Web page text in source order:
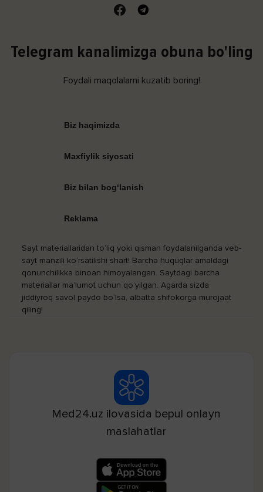
Telegram kanalimizga obuna bo'ling
Foydali maqolalarni kuzatib boring!
Biz haqimizda
Maxfiylik siyosati
Biz bilan bog‘lanish
Reklama
Sayt materiallaridan to‘liq yoki qisman foydalanilganda veb-
sayt manzili ko‘rsatilishi shart! Barcha huquqlar amaldagi
qonunchilikka binoan himoyalangan. Saytdagi barcha
materiallar ma’lumot uchun qo‘yilgan. Agarda sizda
jiddiyroq savol paydo bo‘lsa, albatta shifokorga murojaat
qiling!
Med24.uz ilovasida bepul onlayn
maslahatlar